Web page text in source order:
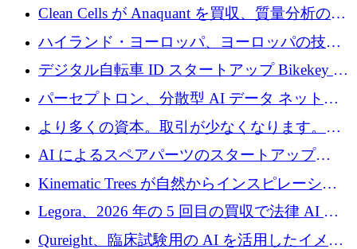
達
Clean Cells が Anaquant を買収、質量分析の専
門知識によるバイオ医薬品の品質管理を拡大
ハイランド・ヨーロッパ、ヨーロッパの技術
規模拡大を支援するために11億ユーロのファ
ンドVIを閉鎖
デジタル自転車 ID スタートアップ Bikekey が
TÖNNJES への投資を確保
パーセプトロン、分散型 AI データ ネットワ
ークの構築に 650 万ドルを調達
より多くの資本。取引が少なくなります。
2026 年上半期がヨーロッパのテクノロジーに
ついて語ること
AI によるスペアパーツのスタートアップ
Intropy が 1,100 万ドルを調達
Kinematic Trees が自然からインスピレーショ
ンを得たロボット ソフトウェアを拡張するた
めに 58 万 5,000 ポンドを調達
Legora、2026 年の 5 回目の買収で法律 AI ス
タートアップ Wexler を買収
Qureight、臨床試験用の AI を活用したイメー